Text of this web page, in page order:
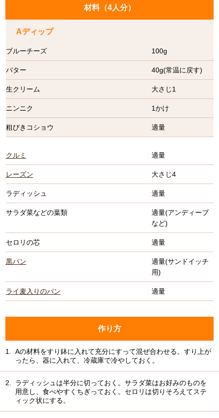
材料（4人分）
Aディップ
ブルーチーズ 100g
バター 40g(常温に戻す)
生クリーム 大さじ1
ニンニク 1かけ
粗びきコショウ 適量
クルミ 適量
レーズン 大さじ4
ラディッシュ 適量
サラダ菜などの葉類
適量(アンディーブ
など)
セロリの芯 適量
黒パン
適量(サンドイッチ
用)
ライ麦入りのパン 適量
作り方
1.
Aの材料をすり鉢に入れて充分にすって混ぜ合わせる。すり上が
ったら、器に入れて、冷蔵庫で冷やしておく。
2.
ラディッシュは半分に切っておく。サラダ菜はお好みのものを
用意し、食べやすくちぎっておく。セロリは切りそろえてステ
ィック状にする。